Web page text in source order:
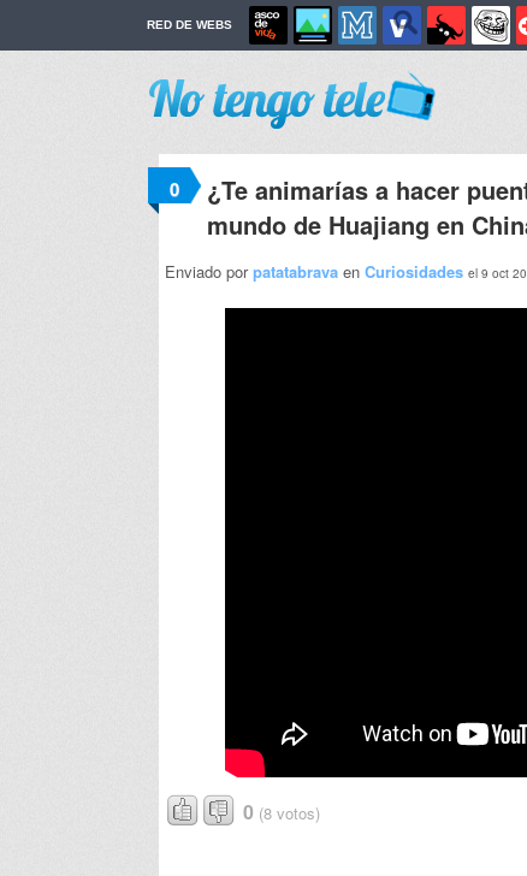
RED DE WEBS
0
¿Te animarías a hacer
mundo de Huajiang en
Enviado porpatatabrava en Curiosidades el 9 oct
0 (8 votos)